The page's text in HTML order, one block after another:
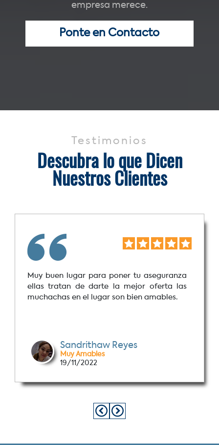
empresa merece.
Ponte en Contacto
Testimonios
Descubra lo que Dicen
Nuestros Clientes
Muy buen lugar para poner tu aseguranza
ellas tratan de darte la mejor oferta las
muchachas en el lugar son bien amables.
Sandrithaw Reyes
Muy Amables
19/11/2022